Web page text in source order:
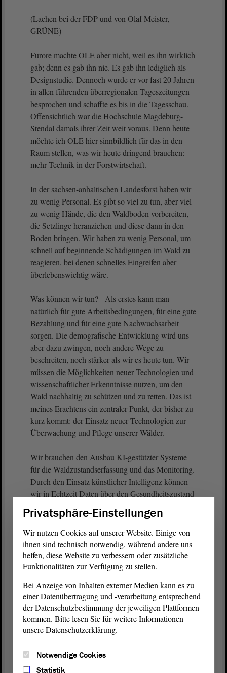
(Lachen bei der FDP und von Olaf Meister,
GRÜNE)
Furore machte OLE aber nicht, weil es ihn wirklich
gab; denn es gab ihn nie. Es gab ihn lediglich als
Designstudie. Dennoch wurde er vor fast 20 Jahren
in allen führenden überregionalen Tageszeitungen
besprochen und schaffte es bis in die Tagesschau.
Offensichtlich war die Hochschule Magdeburg-
Stendal damals ihrer Zeit weit voraus. Denn heute
möchte ich OLE hier sinnbildlich für das in den
Raum stellen, was wir heute dringend brauchen:
mehr Technik in der Forstwirtschaft.
In der sachsen-anhaltischen Landesforst haben wir
zu wenig Personal. Es gibt so viel zu tun, aber viel
zu wenig Hände, die den Waldboden vorbereiten,
die Setzlinge heranziehen und diese dann in den
Boden bringen. Wir haben zu wenig Personal, um
schnell auf beginnende Schädigungen im Wald zu
reagieren, bei denen schnelles Eingreifen aber
überlebenswichtig wäre.
Was können wir tun? - Als erstes kann man
natürlich für gute Arbeitsbedingungen, für eine gute
Bezahlung und für eine gute Nachwuchsarbeit
sorgen. Die demografische Entwicklung wird uns
aber dazu zwingen, noch andere Wege zu
beschreiten, noch stärker als wir es heute tun. Wir
müssen die Möglichkeiten neuer Technologien und
wissenschaftlicher Erkenntnisse nutzen, um den
Wald nachhaltig zu schützen und zu retten. Das ist
meines Erachtens ein zentraler Punkt, der bisher zu
kurz kommt: der Einsatz neuer Technologien zur
Überwachung und Pflege unserer Wälder.
Wir brauchen den Ausbau KI-gestützter Systeme
für die Waldzustandserfassung und das Monitoring.
Durch den Einsatz künstlicher Intelligenz können
wir in Echtzeit Daten über den Gesundheitszustand
Bodenqualität sammeln und die Daten auswerten
lassen. Das würde es uns ermöglichen, frühzeitig zu
reagieren, bevor größere Schäden entstehen.
Ein zweiter Punkt, für den ich nur noch wenig Zeit
wollte, ist das Plädoyer für Holz als Baustoff. Im
Waldzustandsbericht durften wir lesen, dass die
Klimakrise unsere Wälder in einem
besorgniserregenden Ausmaß verändert. Durch den
Gesamtsystem Wald insgesamt gefährdet.
Privatsphäre-Einstellungen
Wir nutzen Cookies auf unserer Website. Einige von
ihnen sind technisch notwendig, während andere uns
helfen, diese Website zu verbessern oder zusätzliche
Funktionalitäten zur Verfügung zu stellen.
Bei Anzeige von Inhalten externer Medien kann es zu
einer Datenübertragung und -verarbeitung entsprechend
der Datenschutzbestimmung der jeweiligen Plattformen
kommen. Bitte lesen Sie für weitere Informationen
unsere Datenschutzerklärung.
Notwendige Cookies
Statistik